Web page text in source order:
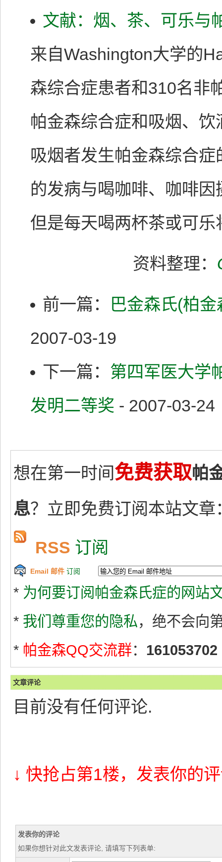
文献：烟、茶、可乐与
来自Washington大学的
森综合症患者和310名非
帕金森综合症和吸烟、
吸烟者发生帕金森综合
的发病与喝咖啡、咖啡
但是每天喝两杯茶或可
资料整理：
前一篇：
巴金森氏(柏
2007-03-19
下一篇： 第四军医大学
发明二等奖 - 2007-03-24
想在第一时间免费获取帕
息？立即免费订阅本站文章
RSS 订阅
Email 邮件 订阅
* 为何要订阅帕金森氏症的网站
* 我们尊重您的隐私，绝不会向
* 帕金森QQ交流群： 161053702
文章评论
目前没有任何评论.
↓ 快抢占第1楼，发表你的
发表你的评论
如果你想针对此文发表评论, 请填写下列表单: